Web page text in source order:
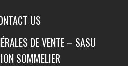
US
DE VENTE – SASU
SOMMELIER